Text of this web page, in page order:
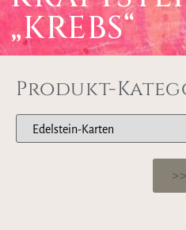
„KREBS“
Produkt-